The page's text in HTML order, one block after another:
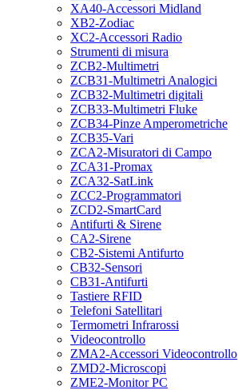
XA40-Accessori Midland
XB2-Zodiac
XC2-Accessori Radio
Strumenti di misura
ZCB2-Multimetri
ZCB31-Multimetri Analogici
ZCB32-Multimetri digitali
ZCB33-Multimetri Fluke
ZCB34-Pinze Amperometriche
ZCB35-Vari
ZCA2-Misuratori di Campo
ZCA31-Promax
ZCA32-SatLink
ZCC2-Programmatori
ZCD2-SmartCard
Antifurti & Sirene
CA2-Sirene
CB2-Sistemi Antifurto
CB32-Sensori
CB31-Antifurti
Tastiere RFID
Telefoni Satellitari
Termometri Infrarossi
Videocontrollo
ZMA2-Accessori Videocontrollo
ZMD2-Microscopi
ZME2-Monitor PC